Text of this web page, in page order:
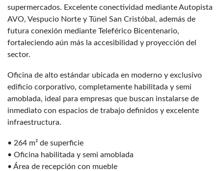
supermercados. Excelente conectividad mediante Autopista
AVO, Vespucio Norte y Túnel San Cristóbal, además de
futura conexión mediante Teleférico Bicentenario,
fortaleciendo aún más la accesibilidad y proyección del
sector.
Oficina de alto estándar ubicada en moderno y exclusivo
edificio corporativo, completamente habilitada y semi
amoblada, ideal para empresas que buscan instalarse de
inmediato con espacios de trabajo definidos y excelente
infraestructura.
• 264 m² de superficie
• Oficina habilitada y semi amoblada
• Área de recepción con mueble